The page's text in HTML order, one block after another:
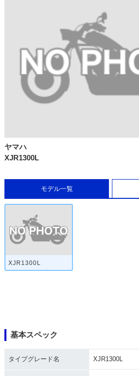
ヤマハ
XJR1300L
モデル一覧
XJR1300L
基本スペック
タイプグレード名 XJR1300L